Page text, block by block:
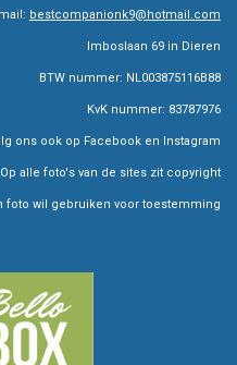
bestcompanionk9@hotmail.com
Imboslaan 69 in Dieren
BTW nummer: NL003875116B88
KvK nummer: 83787976
ons ook op Facebook en Instagram
alle foto's van de sites zit copyright
foto wil gebruiken voor toestemming